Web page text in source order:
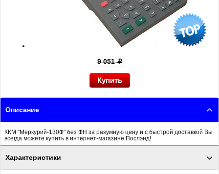
9 051p
Описание
ККМ "Меркурий-130Ф" без ФН за разумную цену и с быстрой доставкой Вы
всегда можете купить в интернет-магазине Послэнд!
Характеристики